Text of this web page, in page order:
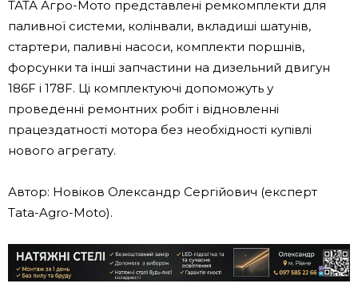
ТАТА Агро-Мото представлені ремкомплекти для
паливної системи, колінвали, вкладиші шатунів,
стартери, паливні насоси, комплекти поршнів,
форсунки та інші запчастини на дизельний двигун
186F і 178F. Ці комплектуючі допоможуть у
проведенні ремонтних робіт і відновленні
працездатності мотора без необхідності купівлі
нового агрегату.
Автор: Новіков Олександр Сергійович (експерт
Tata-Agro-Moto).